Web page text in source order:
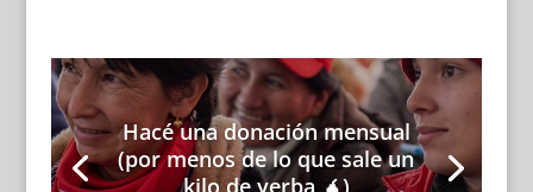
Hacé una donación mensual
(por menos de lo que sale un